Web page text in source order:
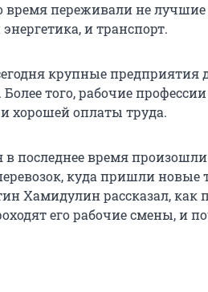
время переживали не лучшие
и транспорт.
крупные предприятия
Более того, рабочие
хорошей оплаты труда.
последнее время произошли
куда пришли новые
Хамидулин рассказал, как
его рабочие смены, и